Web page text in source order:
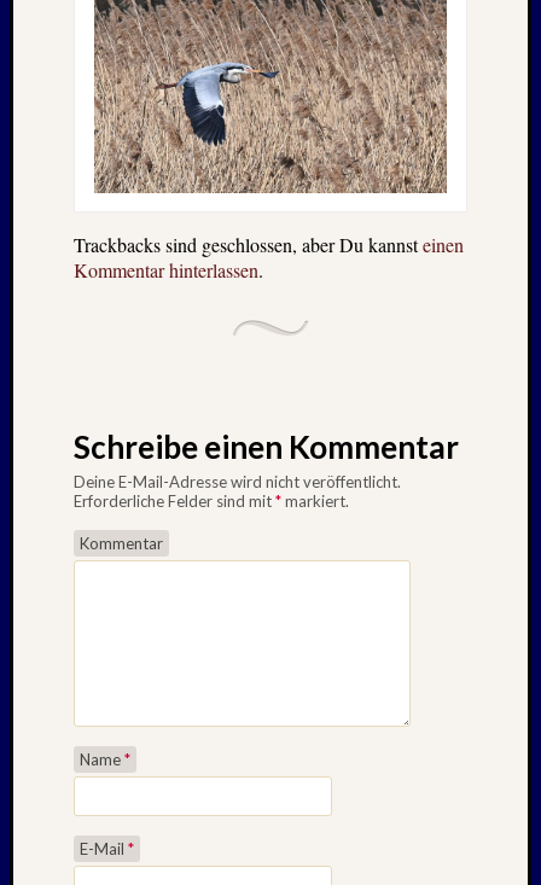
Trackbacks sind geschlossen, aber Du kannsteinen
Kommentar hinterlassen.
Schreibe einen Kommentar
Deine E-Mail-Adresse wird nicht veröffentlicht.
Erforderliche Felder sind mit*markiert.
Kommentar
Name*
E-Mail *